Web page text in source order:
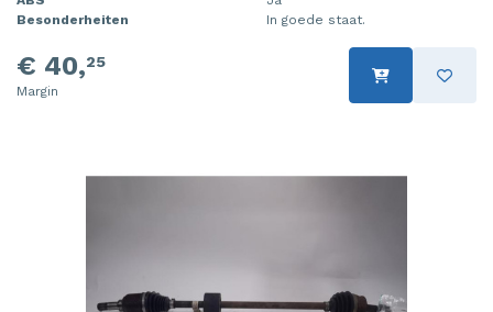
Besonderheiten
In goede staat.
€ 40,25
Margin